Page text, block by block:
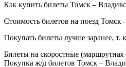
Как купить билеты Томск –
Стоимость билетов на поезд Томск
Покупать билеты лучше заранее,
Билеты на скоростные
Покупка ж/д билетов Томск –